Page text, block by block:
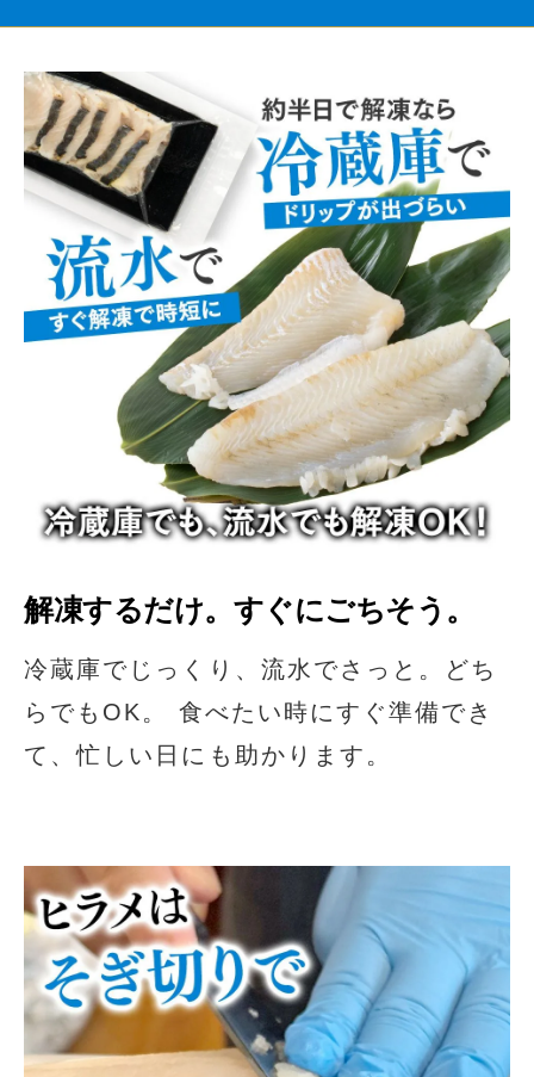
解凍するだけ。すぐにごちそう。
冷蔵庫でじっくり、流水でさっと。どち
らでもOK。 食べたい時にすぐ準備でき
て、忙しい日にも助かります。